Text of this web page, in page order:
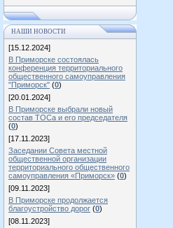
НАШИ НОВОСТИ
[15.12.2024]
В Приморске состоялась
конференция территориального
общественного самоуправления
"Приморск" (0)
[20.01.2024]
В Приморске выбрали новый
состав ТОСа и его председателя
(0)
[17.11.2023]
Заседании Совета местной
общественной организации
территориального общественного
самоуправления «Приморск» (0)
[09.11.2023]
В Приморске продолжается
благоустройство дорог (0)
[08.11.2023]